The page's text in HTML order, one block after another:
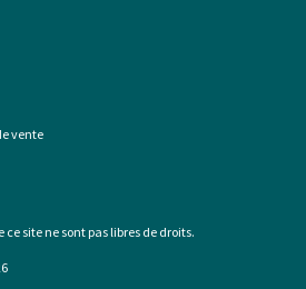
vente
ce site ne sont pas libres de droits.